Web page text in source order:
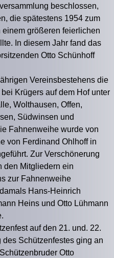
beschlossen,
die spätestens 1954 zum
größeren feierlichen
In diesem Jahr fand das
Otto Schünhoff
Vereinsbestehens die
Krügers auf dem Hof unter
Wolthausen, Offen,
Südwinsen und
Fahnenweihe wurde von
von Ferdinand Ohlhoff in
Zur Verschönerung
den Mitgliedern ein
zur Fahnenweihe
Hans-Heinrich
Heins und Otto Lühmann
auf den 21. und. 22.
Schützenfestes ging an
Otto